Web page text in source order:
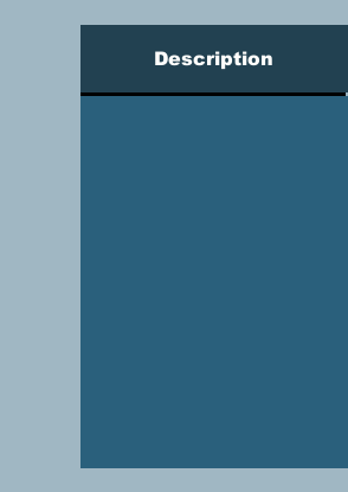
Description